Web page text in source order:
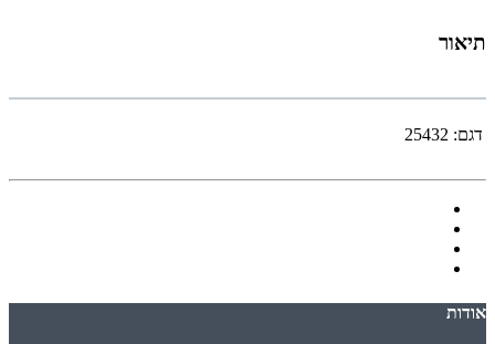
תיאור
דגם: 25432
אודות